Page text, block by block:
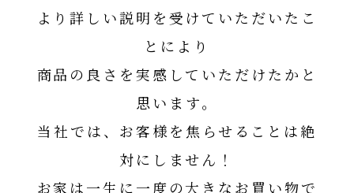
より詳しい説明を受けていただいたこ
とにより
商品の良さを実感していただけたかと
思います。
当社では、お客様を焦らせることは絶
対にしません！
お家は一生に一度の大きなお買い物で